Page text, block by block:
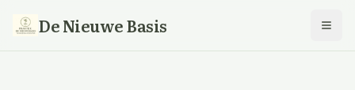
De Nieuwe Basis Open